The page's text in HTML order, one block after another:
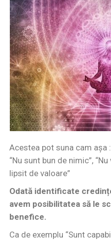
Acestea pot suna cam așa
“Nu sunt bun de nimic”,
lipsit de valoare”
Odată identificate
avem posibilitatea să le
benefice.
Ca de exemplu “Sunt